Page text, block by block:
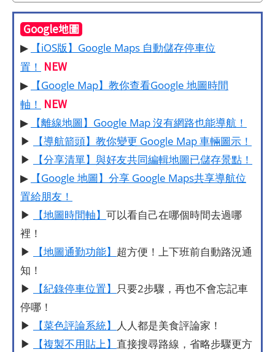
Google地圖
▶
【iOS版】Google Maps 自動儲存停車位
置！ NEW
▶
【Google Map】教你查看Google 地圖時間
軸！ NEW
▶
【離線地圖】Google Map 沒有網路也能導航！
▶
【導航箭頭】教你變更 Google Map 車輛圖示！
▶
【分享清單】與好友共同編輯地圖已儲存景點！
▶
【Google 地圖】分享 Google Maps共享導航位
置給朋友！
▶
【地圖時間軸】 可以看自己在哪個時間去過哪
裡！
▶
【地圖通勤功能】 超方便！上下班前自動路況通
知！
▶
【紀錄停車位置】 只要2步驟，再也不會忘記車
停哪！
▶
【菜色評論系統】 人人都是美食評論家！
▶
【複製不用貼上】 直接搜尋路線，省略步驟更方